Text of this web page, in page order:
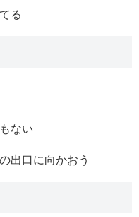
る
ない
出口に向かおう